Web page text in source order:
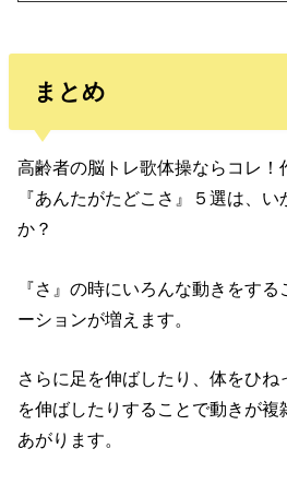
まとめ
高齢者の脳トレ歌体操ならコレ！
『あんたがたどこさ』５選は、い
か？
『さ』の時にいろんな動きをす
ーションが増えます。
さらに足を伸ばしたり、体をひ
を伸ばしたりすることで動きが複
あがります。